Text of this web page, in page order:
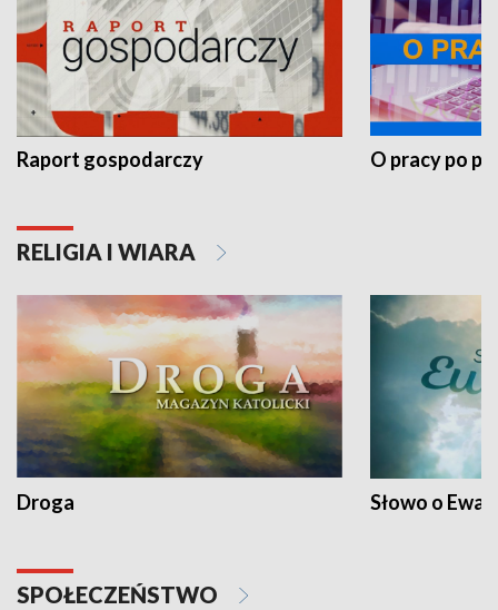
Raport gospodarczy O pracy po
RELIGIA I WIARA
Droga Słowo o
SPOŁECZEŃSTWO